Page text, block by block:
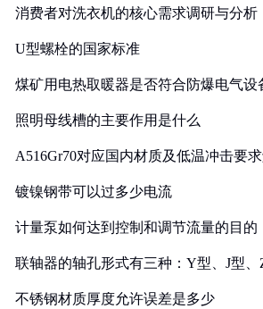
消费者对洗衣机的核心需求调研与分析
U型螺栓的国家标准
煤矿用电热取暖器是否符合防爆电气设
照明母线槽的主要作用是什么
A516Gr70对应国内材质及低温冲击要
镀镍钢带可以过多少电流
计量泵如何达到控制和调节流量的目的
联轴器的轴孔形式有三种：Y型、J型、
不锈钢材质厚度允许误差是多少